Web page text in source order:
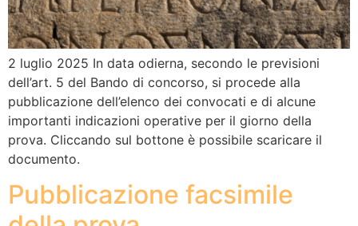
2 luglio 2025 In data odierna, secondo le previsioni
dell’art. 5 del Bando di concorso, si procede alla
pubblicazione dell’elenco dei convocati e di alcune
importanti indicazioni operative per il giorno della
prova. Cliccando sul bottone è possibile scaricare il
documento.
Pubblicazione facsimile